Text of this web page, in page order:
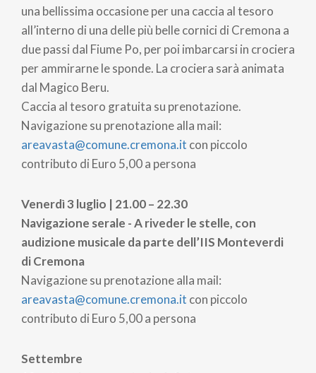
una bellissima occasione per una caccia al tesoro
all’interno di una delle più belle cornici di Cremona a
due passi dal Fiume Po, per poi imbarcarsi in crociera
per ammirarne le sponde. La crociera sarà animata
dal Magico Beru.
Caccia al tesoro gratuita su prenotazione.
Navigazione su prenotazione alla mail:
areavasta@comune.cremona.it con piccolo
contributo di Euro 5,00 a persona
Venerdì 3 luglio | 21.00 – 22.30
Navigazione serale - A riveder le stelle, con
audizione musicale da parte dell’IIS Monteverdi
di Cremona
Navigazione su prenotazione alla mail:
areavasta@comune.cremona.it con piccolo
contributo di Euro 5,00 a persona
Settembre